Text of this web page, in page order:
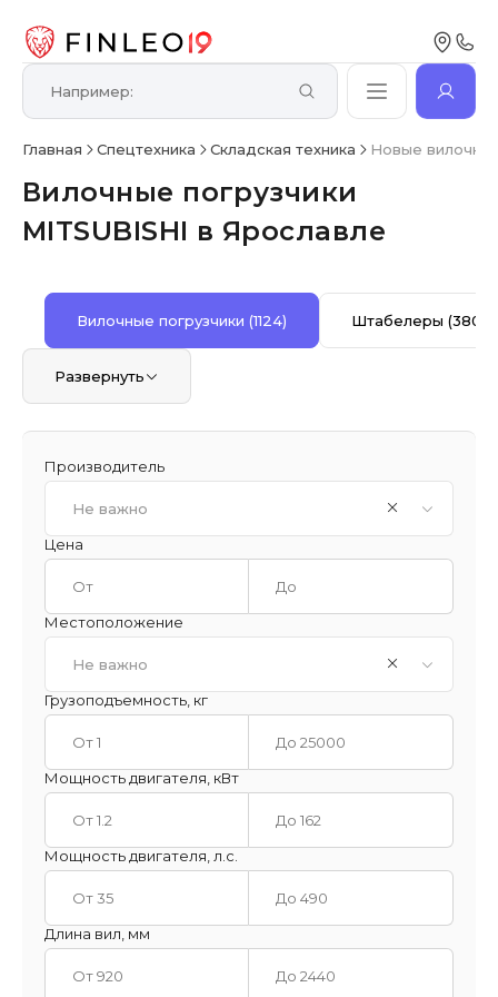
Главная Спецтехника Складская техника Новые
Вилочные погрузчики
MITSUBISHI в Ярославле
Вилочные погрузчики(1124) Штабелеры(380)
Развернуть
Производитель
Не важно
Цена
Местоположение
Не важно
Грузоподъемность, кг
Мощность двигателя, кВт
Мощность двигателя, л.с.
Длина вил, мм